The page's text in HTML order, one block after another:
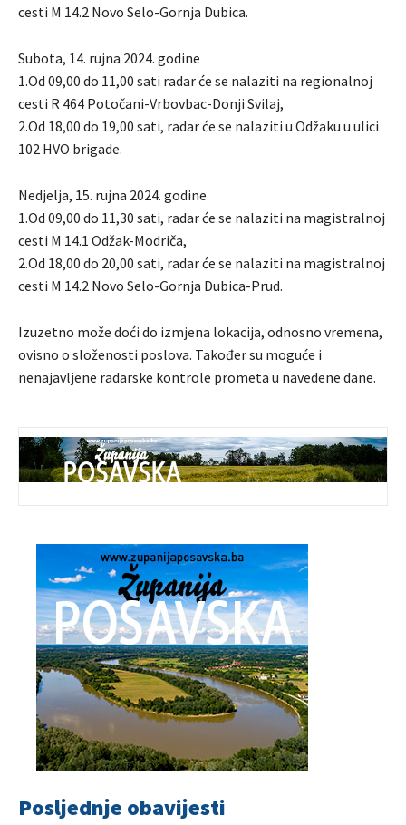
cesti M 14.2 Novo Selo-Gornja Dubica.
Subota, 14. rujna 2024. godine
1.Od 09,00 do 11,00 sati radar će se nalaziti na regionalnoj
cesti R 464 Potočani-Vrbovbac-Donji Svilaj,
2.Od 18,00 do 19,00 sati, radar će se nalaziti u Odžaku u ulici
102 HVO brigade.
Nedjelja, 15. rujna 2024. godine
1.Od 09,00 do 11,30 sati, radar će se nalaziti na magistralnoj
cesti M 14.1 Odžak-Modriča,
2.Od 18,00 do 20,00 sati, radar će se nalaziti na magistralnoj
cesti M 14.2 Novo Selo-Gornja Dubica-Prud.
Izuzetno može doći do izmjena lokacija, odnosno vremena,
ovisno o složenosti poslova. Također su moguće i
nenajavljene radarske kontrole prometa u navedene dane.
Posljednje obavijesti